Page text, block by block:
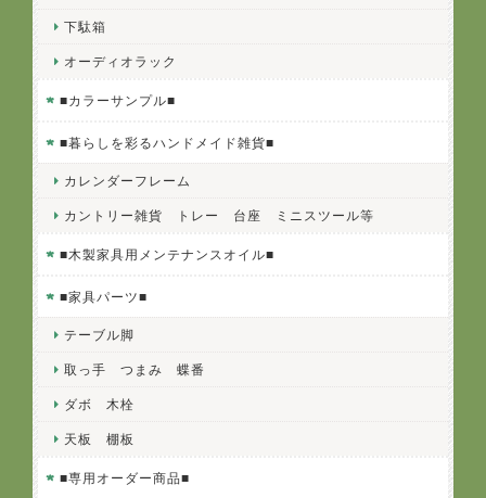
下駄箱
オーディオラック
■カラーサンプル■
■暮らしを彩るハンドメイド雑貨■
カレンダーフレーム
カントリー雑貨 トレー 台座 ミニスツール等
■木製家具用メンテナンスオイル■
■家具パーツ■
テーブル脚
取っ手 つまみ 蝶番
ダボ 木栓
天板 棚板
■専用オーダー商品■